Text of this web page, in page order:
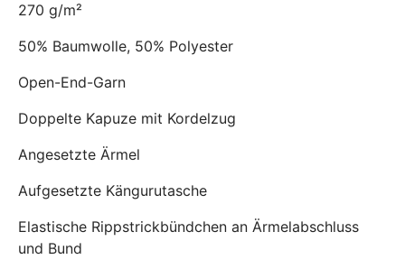
270 g/m²
50% Baumwolle, 50% Polyester
Open-End-Garn
Doppelte Kapuze mit Kordelzug
Angesetzte Ärmel
Aufgesetzte Kängurutasche
Elastische Rippstrickbündchen an Ärmelabschluss
und Bund